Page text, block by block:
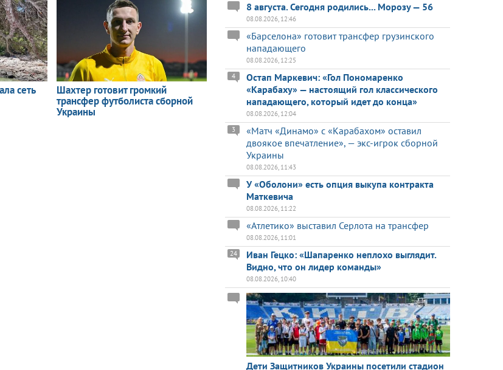
8 августа. Сегодня родились... Морозу — 56
08.08.2026, 12:46
«Барселона» готовит трансфер грузинского
нападающего
08.08.2026, 12:25
Остап Маркевич: «Гол Пономаренко
«Карабаху» — настоящий гол классического
нападающего, который идет до конца»
4
08.08.2026, 12:04
«Матч «Динамо» с «Карабахом» оставил
двоякое впечатление», — экс-игрок сборной
Украины
3
08.08.2026, 11:43
У «Оболони» есть опция выкупа контракта
Маткевича
08.08.2026, 11:22
«Атлетико» выставил Серлота на трансфер
08.08.2026, 11:01
Иван Гецко: «Шапаренко неплохо выглядит.
Видно, что он лидер команды»
24
08.08.2026, 10:40
Дети Защитников Украины посетили стадион